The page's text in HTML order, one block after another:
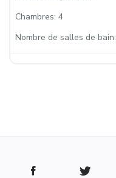
Chambres: 4
Nombre de salles de bain: